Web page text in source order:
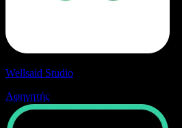
Wellsaid Studio
Αφηγητής